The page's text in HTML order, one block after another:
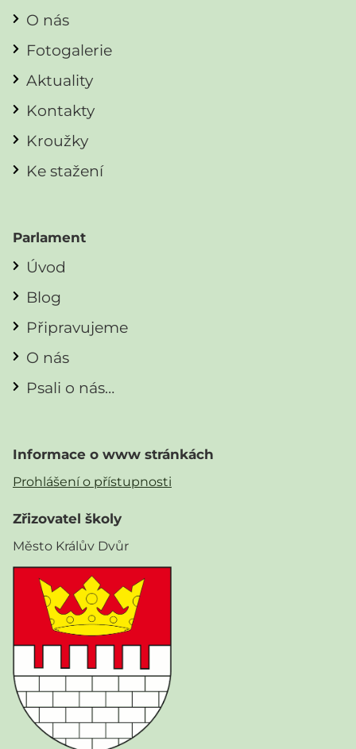
O nás
Fotogalerie
Aktuality
Kontakty
Kroužky
Ke stažení
Parlament
Úvod
Blog
Připravujeme
O nás
Psali o nás…
Informace o www stránkách
Prohlášení o přístupnosti
Zřizovatel školy
Město Králův Dvůr